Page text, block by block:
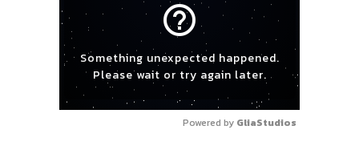
help_outline
Something unexpected happened.
Please wait or try again later.
Powered by GliaStudios